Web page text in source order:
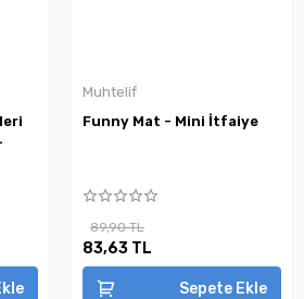
Muhtelif
Funny Mat - Mini İtfaiye
89,90 TL
83,63 TL
Sepete Ekle